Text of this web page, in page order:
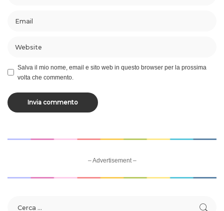
Salva il mio nome, email e sito web in questo browser per la prossima
volta che commento.
– Advertisement –